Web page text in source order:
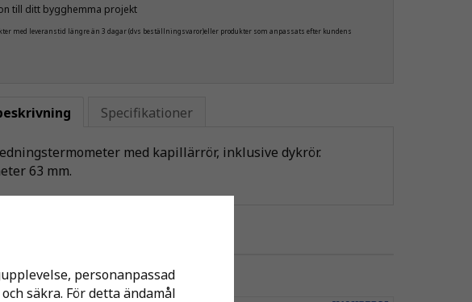
till ditt bygghemma projekt
med leveranstid längre än 3 dagar (dvs beställningsvaror)eller produkter som anpassats efter kundens
Specifikationer
med kapillärrör, inklusive dykrör.
63 mm.
personanpassad
säkra. För detta ändamål